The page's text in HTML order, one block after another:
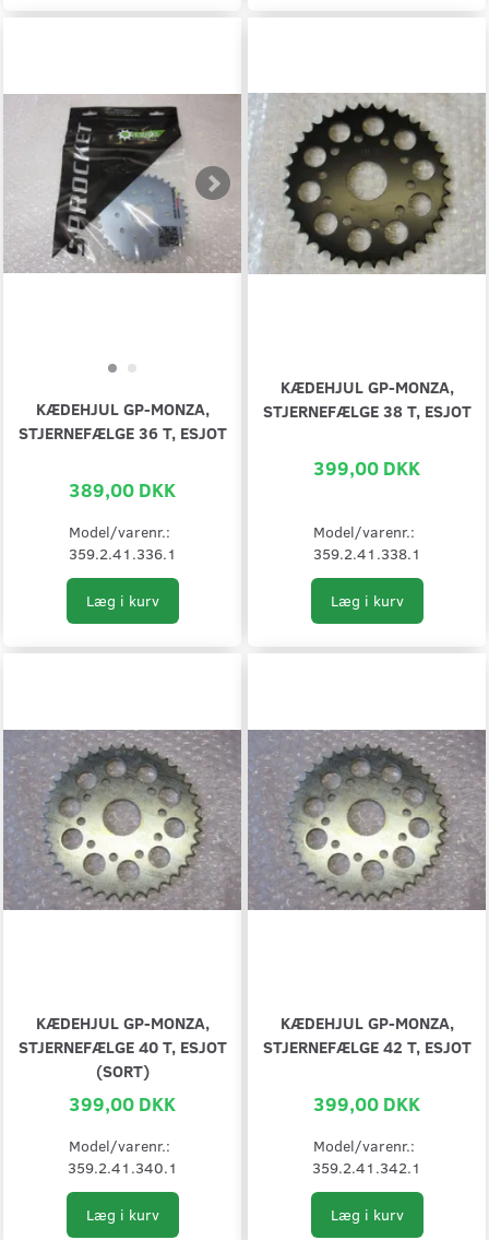
KÆDEHJUL GP-MONZA,
STJERNEFÆLGE 36 T, ESJOT
389,00 DKK
Model/varenr.:
359.2.41.336.1
Læg i kurv
KÆDEHJUL GP-MONZA,
STJERNEFÆLGE 38 T, ESJOT
399,00 DKK
Model/varenr.:
359.2.41.338.1
Læg i kurv
KÆDEHJUL GP-MONZA,
STJERNEFÆLGE 40 T, ESJOT
(SORT)
399,00 DKK
Model/varenr.:
359.2.41.340.1
Læg i kurv
KÆDEHJUL GP-MONZA,
STJERNEFÆLGE 42 T, ESJOT
399,00 DKK
Model/varenr.:
359.2.41.342.1
Læg i kurv